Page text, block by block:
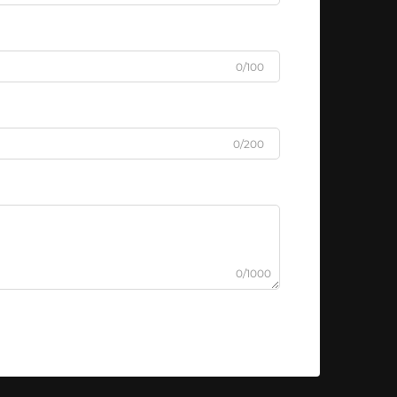
0/100
0/200
0/1000